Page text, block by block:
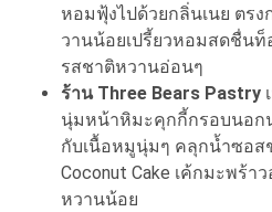
หอมฟุ้งไปด้วยกลิ่นเนย ตรง
วานน้อยเปรี้ยวหอมสดชื่นท็
รสชาติหวานอ่อนๆ
ร้าน Three Bears Pastry
นุ่มหน้าหิมะคุกกี้กรอบนอก
กับเนื้อหมูนุ่มๆ คลุกน้ำซอส
Coconut Cake เค้กมะพร้
หวานน้อย